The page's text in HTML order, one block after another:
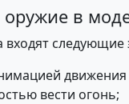
оружие в
входят следующие
движения
вести огонь;